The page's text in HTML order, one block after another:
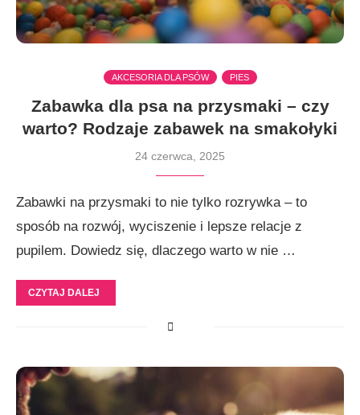
AKCESORIA DLA PSÓW PIES
Zabawka dla psa na przysmaki – czy
warto? Rodzaje zabawek na smakołyki
24 czerwca, 2025
Zabawki na przysmaki to nie tylko rozrywka – to
sposób na rozwój, wyciszenie i lepsze relacje z
pupilem. Dowiedz się, dlaczego warto w nie …
CZYTAJ DALEJ